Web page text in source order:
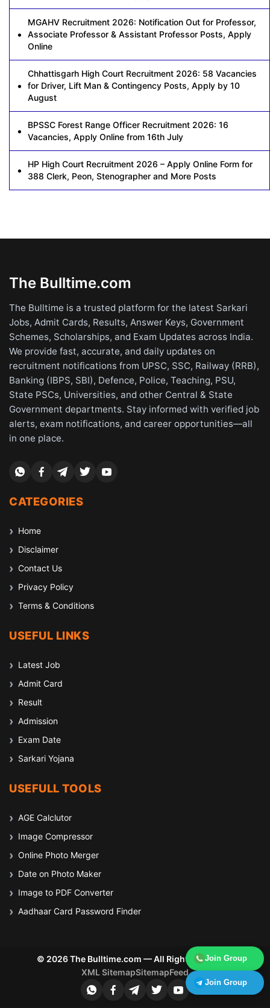
Join Group
Join Group
MGAHV Recruitment 2026: Notification Out for Professor,
Associate Professor & Assistant Professor Posts, Apply
Online
Chhattisgarh High Court Recruitment 2026: 58 Vacancies
for Driver, Lift Man & Contingency Posts, Apply by 10
August
BPSSC Forest Range Officer Recruitment 2026: 16
Vacancies, Apply Online from 16th July
HP High Court Recruitment 2026 – Apply Online Form for
388 Clerk, Peon, Stenographer and More Posts
The Bulltime.com
The Bulltime is a trusted platform for the latest Sarkari
Jobs, Admit Cards, Results, Answer Keys, Government
Schemes, Scholarships, and Exam Updates across India.
We provide fast, accurate, and daily updates on
recruitment notifications from UPSC, SSC, Railway (RRB),
Banking (IBPS, SBI), Defence, Police, Teaching, PSU,
State PSCs, Universities, and other Central & State
Government departments. Stay informed with verified job
alerts, exam notifications, and career opportunities—all
in one place.
CATEGORIES
Home
Disclaimer
Contact Us
Privacy Policy
Terms & Conditions
USEFUL LINKS
Latest Job
Admit Card
Result
Admission
Exam Date
Sarkari Yojana
USEFULL TOOLS
AGE Calclutor
Image Compressor
Online Photo Merger
Date on Photo Maker
Image to PDF Converter
Aadhaar Card Password Finder
© 2026 The Bulltime.com — All Rights Reserved
XML SitemapSitemapFeed